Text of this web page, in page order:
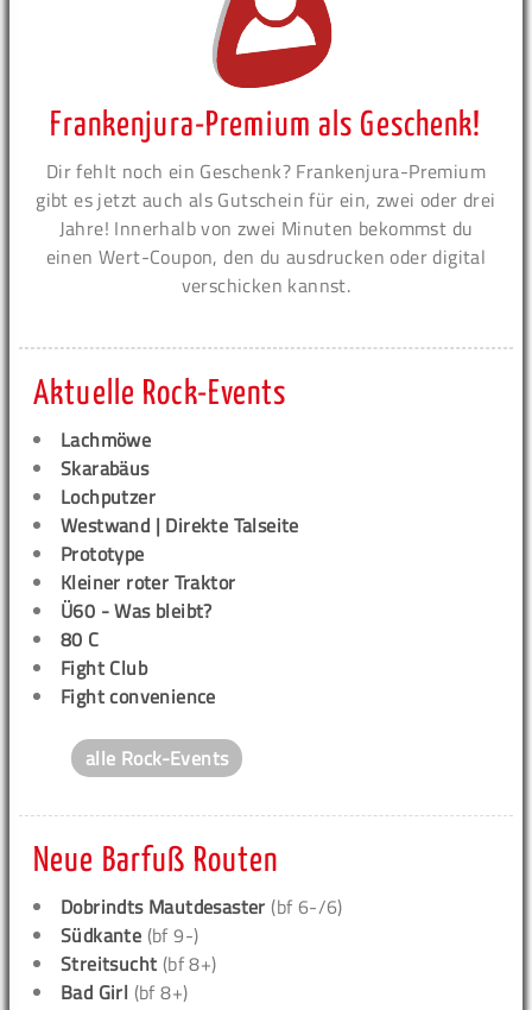
Frankenjura-Premium als Geschenk!
Dir fehlt noch ein Geschenk? Frankenjura-Premium
gibt es jetzt auch als Gutschein für ein, zwei oder drei
Jahre! Innerhalb von zwei Minuten bekommst du
einen Wert-Coupon, den du ausdrucken oder digital
verschicken kannst.
Aktuelle Rock-Events
Lachmöwe
Skarabäus
Lochputzer
Westwand | Direkte Talseite
Prototype
Kleiner roter Traktor
Ü60 - Was bleibt?
80 C
Fight Club
Fight convenience
alle Rock-Events
Neue Barfuß Routen
Dobrindts Mautdesaster (bf 6-/6)
Südkante (bf 9-)
Streitsucht (bf 8+)
Bad Girl (bf 8+)